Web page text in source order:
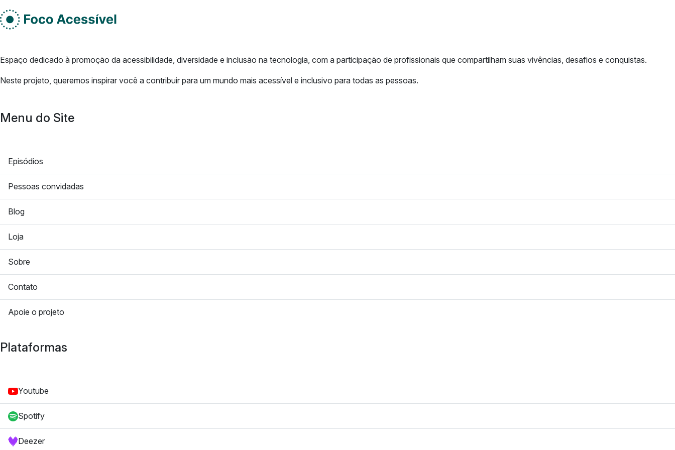
Rodape do site Do lado esquerdo, dois círculos — um maior (tracejado, sem preenchimento) e um
Espaço dedicado à promoção da acessibilidade, diversidade e inclusão na tecnologia, com a participação de profissionais que compartilham suas vivências, desafios e conquistas.
Neste projeto, queremos inspirar você a contribuir para um mundo mais acessível e inclusivo para todas as pessoas.
Menu do Site
Episódios
Pessoas convidadas
Blog
Loja
Sobre
Contato
Apoie o projeto
Plataformas
Youtube
Spotify
Deezer